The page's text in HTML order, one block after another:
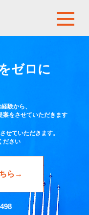
ゼロに
験から、
案をさせていただきます
せていただきます。
ださい
ら→